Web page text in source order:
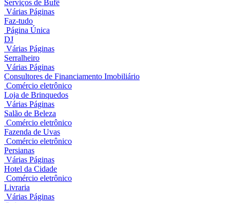
Serviços de Bufê
Várias Páginas
Faz-tudo
Página Única
DJ
Várias Páginas
Serralheiro
Várias Páginas
Consultores de Financiamento Imobiliário
Comércio eletrônico
Loja de Brinquedos
Várias Páginas
Salão de Beleza
Comércio eletrônico
Fazenda de Uvas
Comércio eletrônico
Persianas
Várias Páginas
Hotel da Cidade
Comércio eletrônico
Livraria
Várias Páginas